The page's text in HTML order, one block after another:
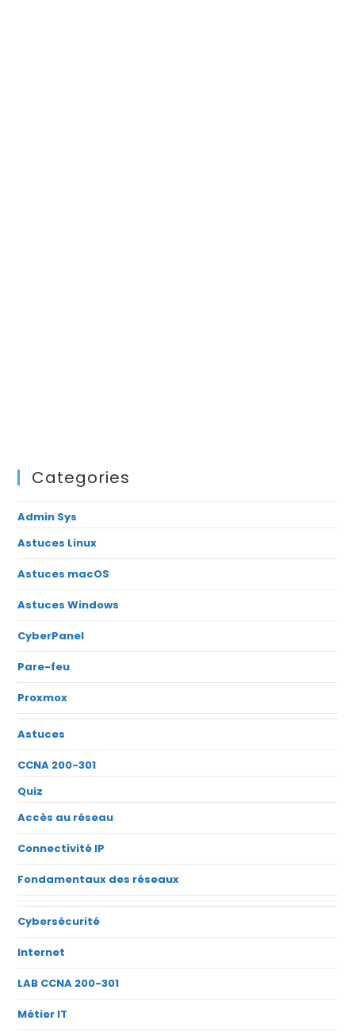
Categories
Admin Sys
Astuces Linux
Astuces macOS
Astuces Windows
CyberPanel
Pare-feu
Proxmox
Astuces
CCNA 200-301
Quiz
Accès au réseau
Connectivité IP
Fondamentaux des réseaux
Cybersécurité
Internet
LAB CCNA 200-301
Métier IT